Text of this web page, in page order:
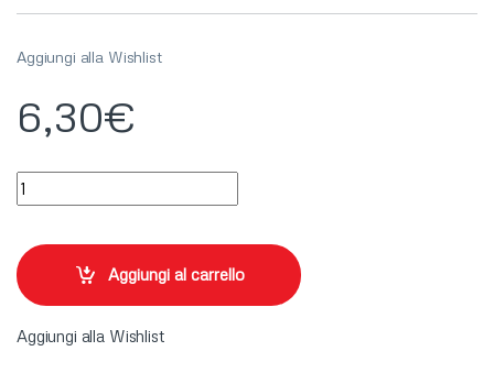
Aggiungi alla Wishlist
6,30€
OMBRELLO CON RACCOGLI GOCCIA quantity
Aggiungi al carrello
Aggiungi alla Wishlist